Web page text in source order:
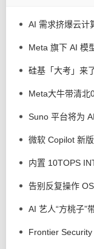
Meta 旗下 AI 模
硅基「大考」来
Meta大牛带清北
微软 Copilot 新